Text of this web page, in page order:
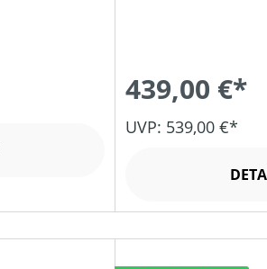
439,00 €*
UVP: 539,00 €*